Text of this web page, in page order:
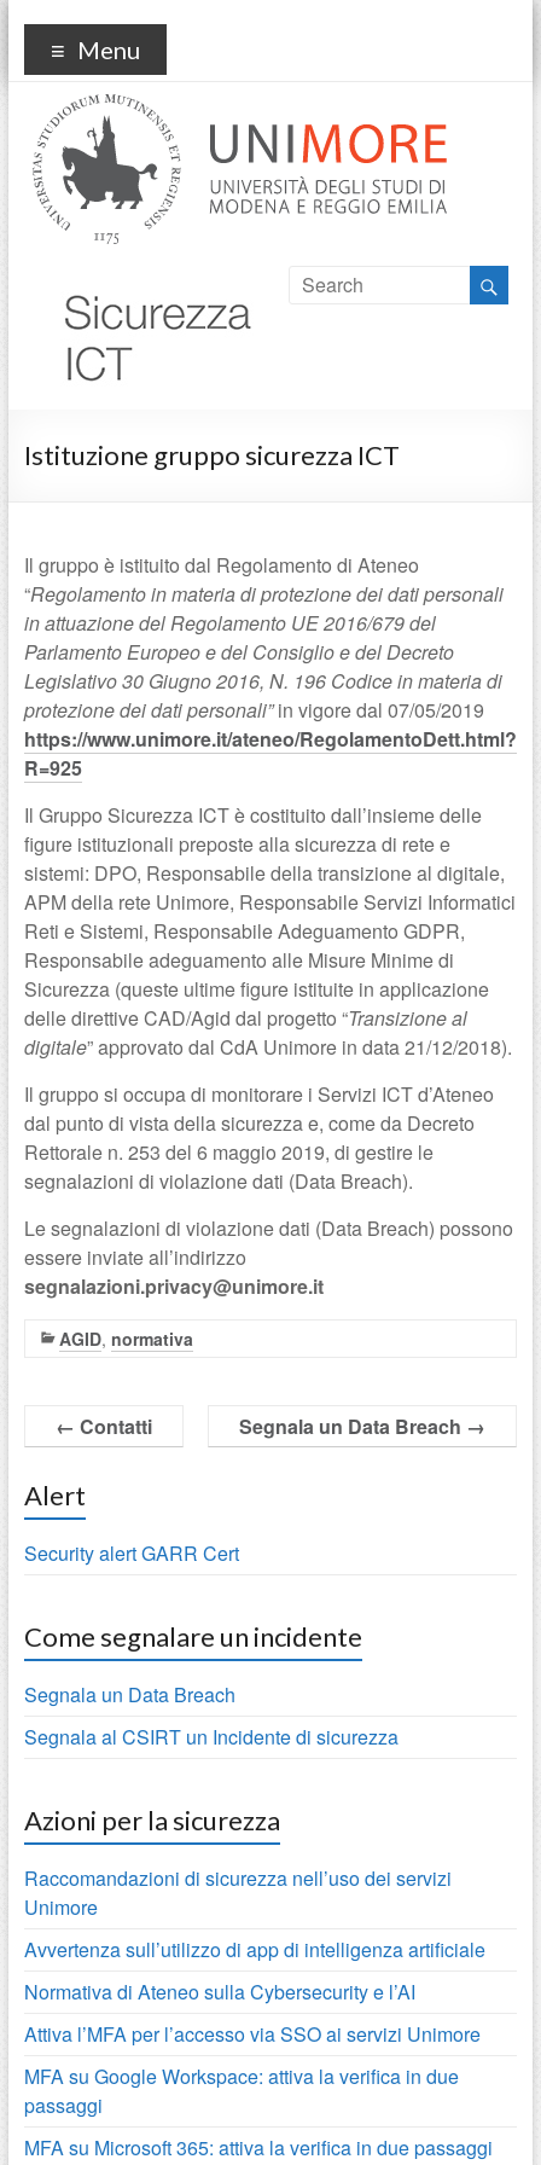
sicurezzaict
Menu
Istituzione gruppo sicurezza ICT
Il gruppo è istituito dal Regolamento di Ateneo
“Regolamento in materia di protezione dei dati personali
in attuazione del Regolamento UE 2016/679 del
Parlamento Europeo e del Consiglio e del Decreto
Legislativo 30 Giugno 2016, N. 196 Codice in materia di
protezione dei dati personali”in vigore dal 07/05/2019
https://www.unimore.it/ateneo/RegolamentoDett.html?
R=925
Il Gruppo Sicurezza ICT è costituito dall’insieme delle
figure istituzionali preposte alla sicurezza di rete e
sistemi: DPO, Responsabile della transizione al digitale,
APM della rete Unimore, Responsabile Servizi Informatici
Reti e Sistemi, Responsabile Adeguamento GDPR,
Responsabile adeguamento alle Misure Minime di
Sicurezza (queste ultime figure istituite in applicazione
delle direttive CAD/Agid dal progetto “Transizione al
digitale” approvato dal CdA Unimore in data 21/12/2018).
Il gruppo si occupa di monitorare i Servizi ICT d’Ateneo
dal punto di vista della sicurezza e, come da Decreto
Rettorale n. 253 del 6 maggio 2019, di gestire le
segnalazioni di violazione dati (Data Breach).
Le segnalazioni di violazione dati (Data Breach) possono
essere inviate all’indirizzo
segnalazioni.privacy@unimore.it
AGID, normativa
← Contatti Segnala un Data Breach →
Alert
Security alert GARR Cert
Come segnalare un incidente
Segnala un Data Breach
Segnala al CSIRT un Incidente di sicurezza
Azioni per la sicurezza
Raccomandazioni di sicurezza nell’uso dei servizi
Unimore
Avvertenza sull’utilizzo di app di intelligenza artificiale
Normativa di Ateneo sulla Cybersecurity e l’AI
Attiva l’MFA per l’accesso via SSO ai servizi Unimore
MFA su Google Workspace: attiva la verifica in due
passaggi
MFA su Microsoft 365: attiva la verifica in due passaggi